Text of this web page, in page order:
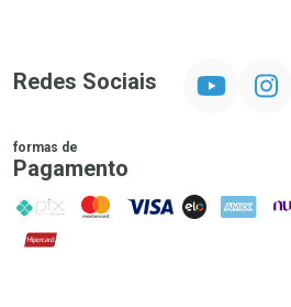
Redes Sociais
formas de
Pagamento
PIX MasterCard
VISA ELO AMEX
Hipercard